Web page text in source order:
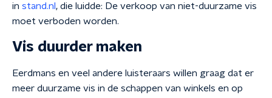
in stand.nl , die luidde: De verkoop van niet-duurzame vis
moet verboden worden.
Vis duurder maken
Eerdmans en veel andere luisteraars willen graag dat er
meer duurzame vis in de schappen van winkels en op